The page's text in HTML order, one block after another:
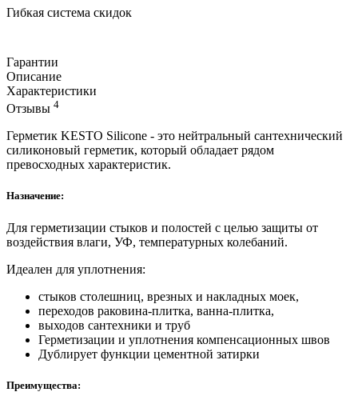
Гибкая система скидок
Гарантии
Описание
Характеристики
Отзывы 4
Герметик KESTO Silicone - это нейтральный сантехнический
силиконовый герметик, который обладает рядом
превосходных характеристик.
Назначение:
Для герметизации стыков и полостей с целью защиты от
воздействия влаги, УФ, температурных колебаний.
Идеален для уплотнения:
стыков столешниц, врезных и накладных моек,
переходов раковина-плитка, ванна-плитка,
выходов сантехники и труб
Герметизации и уплотнения компенсационных швов
Дублирует функции цементной затирки
Преимущества: